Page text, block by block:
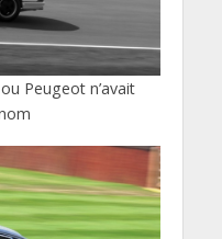
Peugeot n’avait